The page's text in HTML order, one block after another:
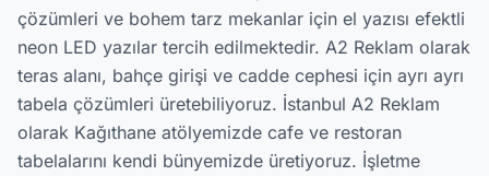
çözümleri ve bohem tarz mekanlar için el yazısı efektli
neon LED yazılar tercih edilmektedir. A2 Reklam olarak
teras alanı, bahçe girişi ve cadde cephesi için ayrı ayrı
tabela çözümleri üretebiliyoruz. İstanbul A2 Reklam
olarak Kağıthane atölyemizde cafe ve restoran
tabelalarını kendi bünyemizde üretiyoruz. İşletme